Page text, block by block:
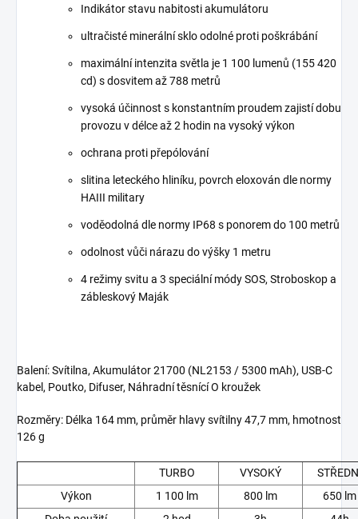
Indikátor stavu nabitosti akumulátoru
ultračisté minerální sklo odolné proti poškrábání
maximální intenzita světla je 1 100 lumenů (155 420
cd) s dosvitem až 788 metrů
vysoká účinnost s konstantním proudem zajistí dobu
provozu v délce až 2 hodin na vysoký výkon
ochrana proti přepólování
slitina leteckého hliníku, povrch eloxován dle normy
HAIII military
voděodolná dle normy IP68 s ponorem do 100 metrů
odolnost vůči nárazu do výšky 1 metru
4 režimy svitu a 3 speciální módy SOS, Stroboskop a
zábleskový Maják
Balení: Svítilna, Akumulátor 21700 (NL2153 / 5300 mAh), USB-C
kabel, Poutko, Difuser, Náhradní těsnící O kroužek
Rozměry: Délka 164 mm, průměr hlavy svítilny 47,7 mm, hmotnost
126 g
TURBO VYSOKÝ
Výkon
1 100 lm 800 lm
650 lm